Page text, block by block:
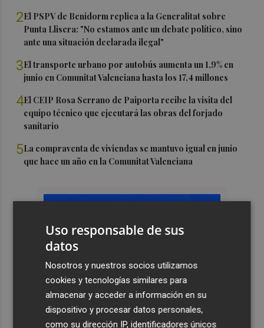
2El PSPV de Benidorm replica a la Generalitat sobre
Punta Llisera: "No estamos ante un debate político, sino
ante una situación declarada ilegal"
3El transporte urbano por autobús aumenta un 1,9% en
junio en Comunitat Valenciana hasta los 17,4 millones
4El CEIP Rosa Serrano de Paiporta recibe la visita del
equipo técnico que ejecutará las obras del forjado
sanitario
5La compraventa de viviendas se mantuvo igual en junio
que hace un año en la Comunitat Valenciana
Uso responsable de sus
datos
Nosotros y nuestros socios utilizamos
cookies y tecnologías similares para
almacenar y acceder a información en su
dispositivo y procesar datos personales,
como su dirección IP, identificadores únicos